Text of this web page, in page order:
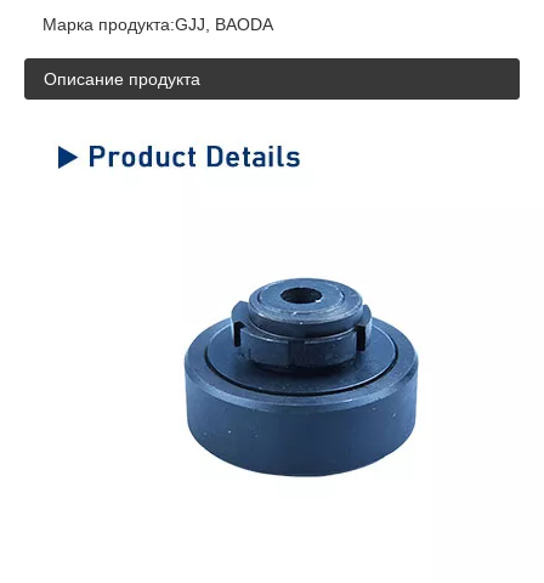
Марка продукта:GJJ, BAODA
Описание продукта